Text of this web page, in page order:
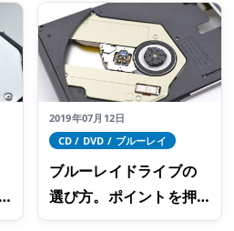
2019年07月12日
CD / DVD / ブルーレイ
ブルーレイドライブの
選び方。ポイントを押
さえて上手に選ぼう